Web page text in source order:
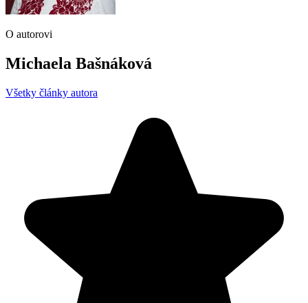
O autorovi
Michaela Bašnáková
Všetky články autora